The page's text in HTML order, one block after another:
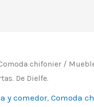
chifonier /
De Dielfe.
y comedor,Comoda